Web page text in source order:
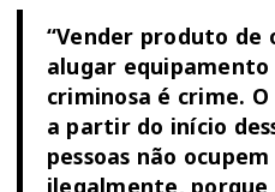
“Vender produto de
alugar equipamento
criminosa é crime.
a partir do início
pessoas não ocupem
ilegalmente,